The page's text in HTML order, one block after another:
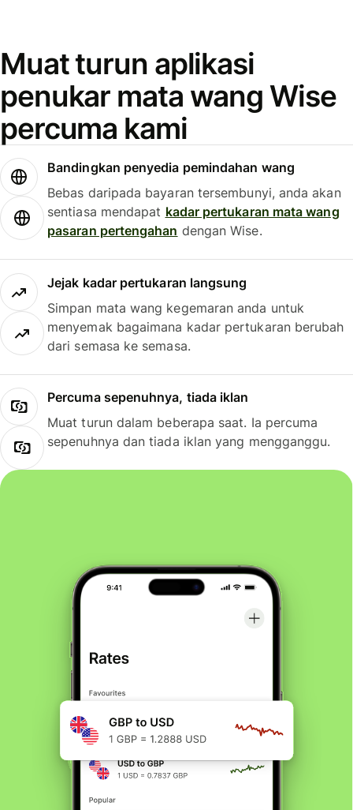
Muat turun aplikasi
penukar mata wang Wise
percuma kami
Bandingkan penyedia pemindahan wang
Bebas daripada bayaran tersembunyi, anda akan
sentiasa mendapat kadar pertukaran mata wang
pasaran pertengahan dengan Wise.
Jejak kadar pertukaran langsung
Simpan mata wang kegemaran anda untuk
menyemak bagaimana kadar pertukaran berubah
dari semasa ke semasa.
Percuma sepenuhnya, tiada iklan
Muat turun dalam beberapa saat. Ia percuma
sepenuhnya dan tiada iklan yang mengganggu.